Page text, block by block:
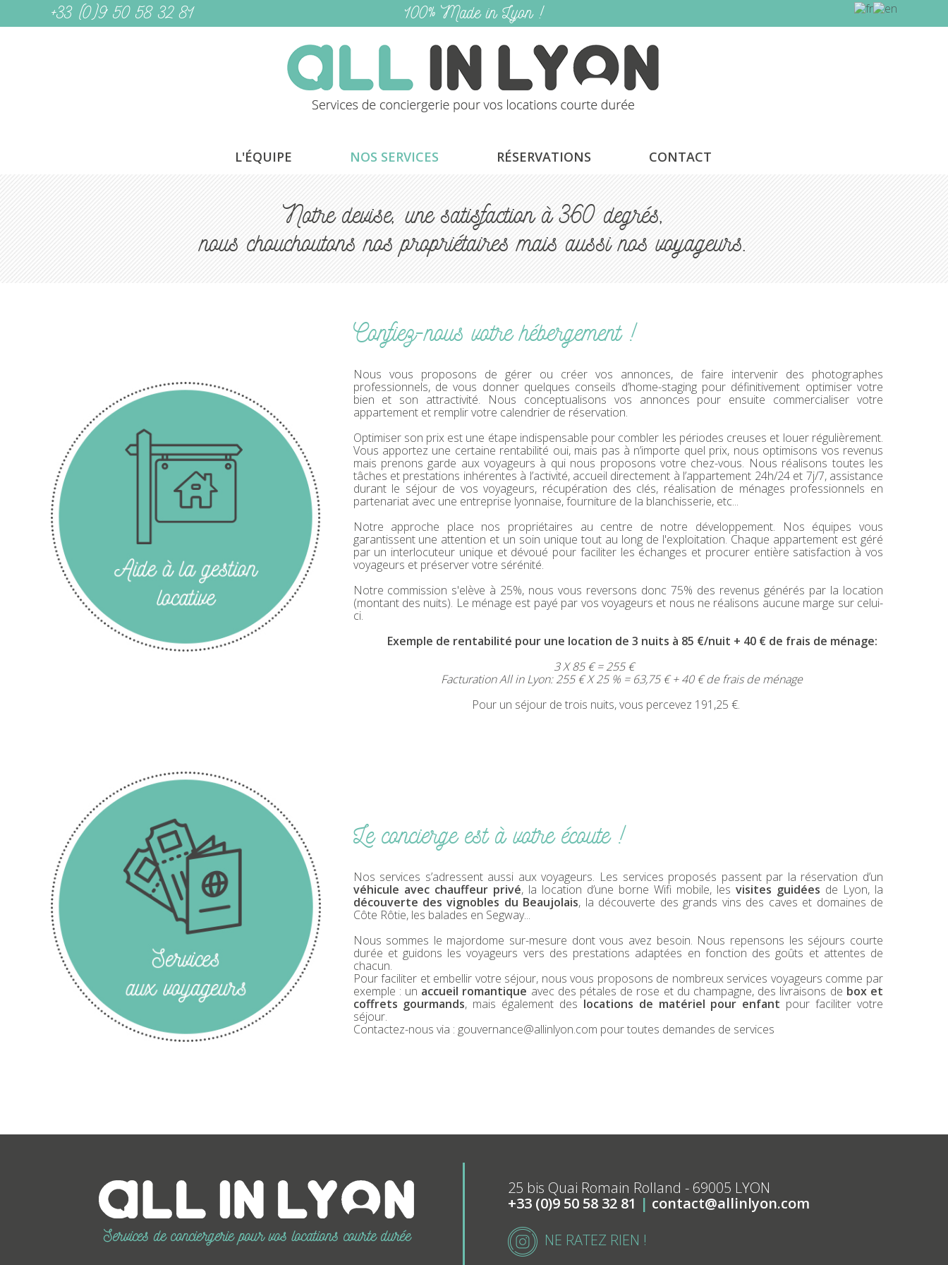
+33 (0)9 50 58 32 81 100% Made in Lyon !
L'ÉQUIPE NOS SERVICES RÉSERVATIONS CONTACT
Notre devise, une satisfaction à 360 degrés,
nous chouchoutons nos propriétaires mais aussi nos voyageurs.
Confiez-nous votre hébergement !
Nous vous proposons de gérer ou créer vos annonces, de faire intervenir des photographes
professionnels, de vous donner quelques conseils d’home-staging pour définitivement optimiser votre
bien et son attractivité. Nous conceptualisons vos annonces pour ensuite commercialiser votre
appartement et remplir votre calendrier de réservation.
Optimiser son prix est une étape indispensable pour combler les périodes creuses et louer régulièrement.
Vous apportez une certaine rentabilité oui, mais pas à n’importe quel prix, nous optimisons vos revenus
mais prenons garde aux voyageurs à qui nous proposons votre chez-vous. Nous réalisons toutes les
tâches et prestations inhérentes à l’activité, accueil directement à l’appartement 24h/24 et 7j/7, assistance
durant le séjour de vos voyageurs, récupération des clés, réalisation de ménages professionnels en
partenariat avec une entreprise lyonnaise, fourniture de la blanchisserie, etc...
Notre approche place nos propriétaires au centre de notre développement. Nos équipes vous
garantissent une attention et un soin unique tout au long de l'exploitation. Chaque appartement est géré
par un interlocuteur unique et dévoué pour faciliter les échanges et procurer entière satisfaction à vos
voyageurs et préserver votre sérénité.
Notre commission s'elève à 25%, nous vous reversons donc 75% des revenus générés par la location
(montant des nuits). Le ménage est payé par vos voyageurs et nous ne réalisons aucune marge sur celui-
ci.
Exemple de rentabilité pour une location de 3 nuits à 85 €/nuit + 40 € de frais de ménage:
3 X 85 € = 255 €
Facturation All in Lyon: 255 € X 25 % = 63,75 € + 40 € de frais de ménage
Pour un séjour de trois nuits, vous percevez 191,25 €.
Le concierge est à votre écoute !
Nos services s’adressent aussi aux voyageurs. Les services proposés passent par la réservation d’un
véhicule avec chauffeur privé, la location d’une borne Wifi mobile, les visites guidées de Lyon, la
découverte des vignobles du Beaujolais, la découverte des grands vins des caves et domaines de
Côte Rôtie, les balades en Segway...
Nous sommes le majordome sur-mesure dont vous avez besoin. Nous repensons les séjours courte
durée et guidons les voyageurs vers des prestations adaptées en fonction des goûts et attentes de
chacun.
Pour faciliter et embellir votre séjour, nous vous proposons de nombreux services voyageurs comme par
exemple : un accueil romantique avec des pétales de rose et du champagne, des livraisons de box et
coffrets gourmands, mais également des locations de matériel pour enfant pour faciliter votre
séjour.
Contactez-nous via : gouvernance@allinlyon.com pour toutes demandes de services
25 bis Quai Romain Rolland - 69005 LYON
+33 (0)9 50 58 32 81 | contact@allinlyon.com
NE RATEZ RIEN !